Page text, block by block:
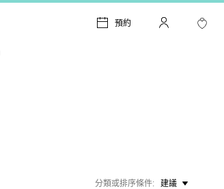
預約
分類或排序條件 建議